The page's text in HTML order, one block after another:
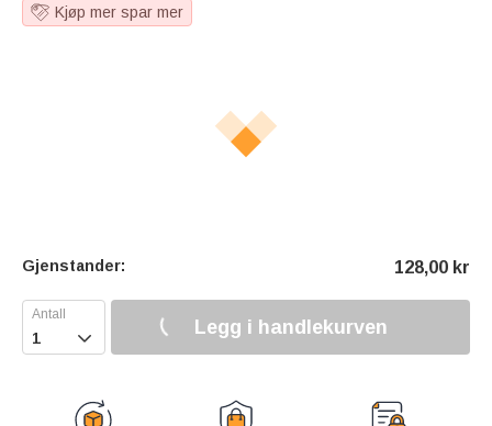
Kjøp mer spar mer
Gjenstander: 128,00 kr
 Legg i handlekurven